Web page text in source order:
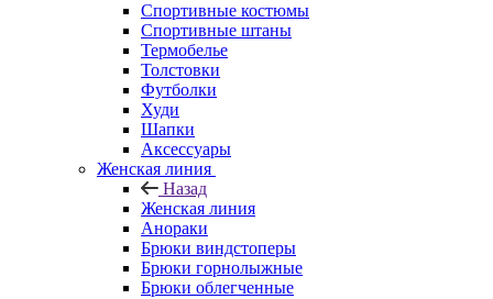
Спортивные костюмы
Спортивные штаны
Термобелье
Толстовки
Футболки
Худи
Шапки
Аксессуары
Женская линия
Назад
Женская линия
Анораки
Брюки виндстоперы
Брюки горнолыжные
Брюки облегченные